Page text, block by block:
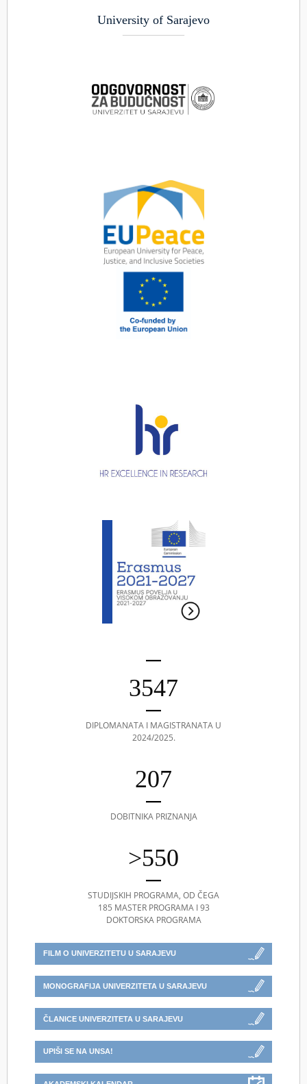
University of Sarajevo
3547
DIPLOMANATA I MAGISTRANATA U
2024/2025.
207
DOBITNIKA PRIZNANJA
>550
STUDIJSKIH PROGRAMA, OD ČEGA
185 MASTER PROGRAMA I 93
DOKTORSKA PROGRAMA
FILM O UNIVERZITETU U SARAJEVU
MONOGRAFIJA UNIVERZITETA U SARAJEVU
ČLANICE UNIVERZITETA U SARAJEVU
UPIŠI SE NA UNSA!